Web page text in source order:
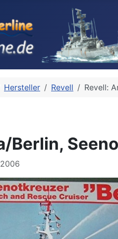
Hersteller Revell Revell:
Berlin,